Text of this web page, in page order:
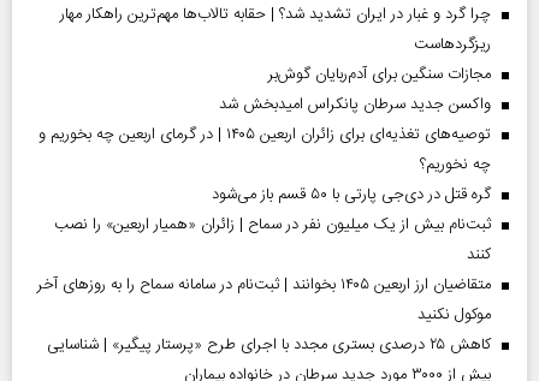
چرا گرد و غبار در ایران تشدید شد؟ | حقابه تالاب‌ها مهم‌ترین راهکار مهار
ریزگردهاست
مجازات سنگین برای آدم‌ربایان گوش‌بر
واکسن جدید سرطان پانکراس امیدبخش شد
توصیه‌های تغذیه‌ای برای زائران اربعین ۱۴۰۵ | در گرمای اربعین چه بخوریم و
چه نخوریم؟
گره قتل در دی‌جی پارتی با ۵۰ قسم باز می‌شود
ثبت‌نام بیش از یک میلیون نفر در سماح | زائران «همیار اربعین» را نصب
کنند
متقاضیان ارز اربعین ۱۴۰۵ بخوانند | ثبت‌نام در سامانه سماح را به روز‌های آخر
موکول نکنید
کاهش ۲۵ درصدی بستری مجدد با اجرای طرح «پرستار پیگیر» | شناسایی
بیش از ۳۰۰۰ مورد جدید سرطان در خانواده بیماران